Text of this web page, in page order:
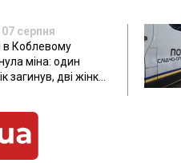
07 серпня
в Коблевому
міна: один
загинув, дві жінки